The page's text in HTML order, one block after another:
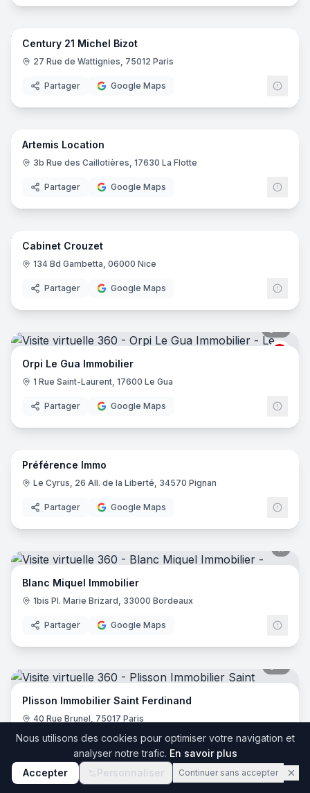
6
Century 21 Michel Bizot
27 Rue de Wattignies, 75012 Paris
Partager Google Maps
5
Artemis Location
3b Rue des Caillotières, 17630 La Flotte
Partager Google Maps
17
Cabinet Crouzet
134 Bd Gambetta, 06000 Nice
Partager Google Maps
ORPI
Orpi Le Gua Immobilier
1 Rue Saint-Laurent, 17600 Le Gua
Partager Google Maps
7
Préférence Immo
Le Cyrus, 26 All. de la Liberté, 34570 Pignan
Partager Google Maps
Blanc Miquel Immobilier
1bis Pl. Marie Brizard, 33000 Bordeaux
Partager Google Maps
Plisson Immobilier Saint Ferdinand
40 Rue Brunel, 75017 Paris
Partager Google Maps
9
Nous utilisons des cookies pour optimiser votre navigation et
analyser notre trafic. En savoir plus
Accepter
Personnaliser Continuer sans accepter